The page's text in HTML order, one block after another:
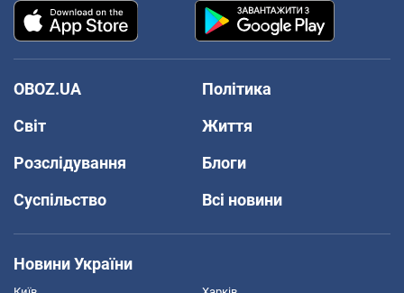
OBOZ.UA
Політика
Світ
Життя
Розслідування
Блоги
Суспільство
Всі новини
Новини України